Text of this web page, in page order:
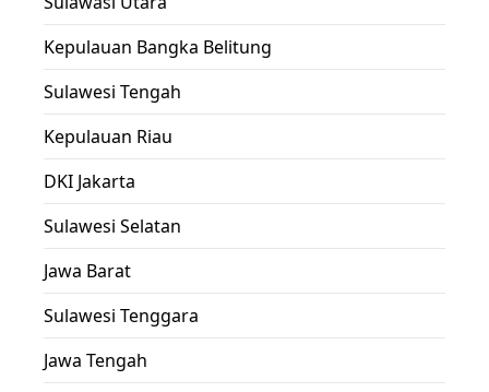
Kepulauan Bangka Belitung
Sulawesi Tengah
Kepulauan Riau
DKI Jakarta
Sulawesi Selatan
Jawa Barat
Sulawesi Tenggara
Jawa Tengah